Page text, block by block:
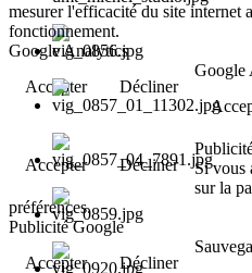
mesurer l'efficacité du site internet
fonctionnement.
Google Analytics
Accepter
Décliner
Google
Accepter
Décliner
Si vous
sur la
préférences.
Publicité Google
Accepter
Décliner